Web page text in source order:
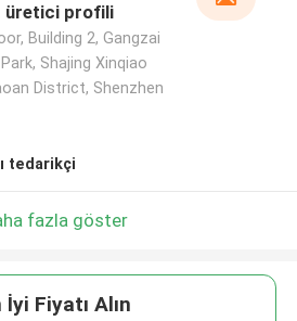
üretici profili
Building 2, Gangzai
Shajing Xinqiao
District, Shenzhen
tedarikçi
fazla göster
İyi Fiyatı Alın